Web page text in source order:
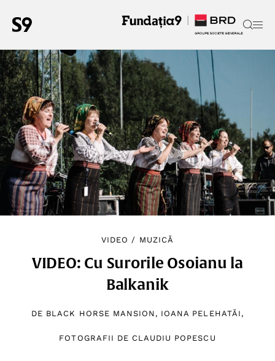
VIDEO / MUZICĂ
VIDEO: Cu Surorile Osoianu la
Balkanik
DE BLACK HORSE MANSION , IOANA PELEHATĂI ,
FOTOGRAFII DE CLAUDIU POPESCU